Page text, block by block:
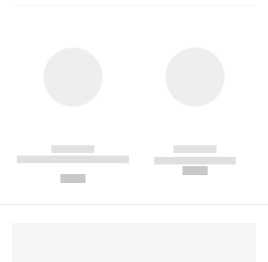
------------
----------- ----------- --------
------------
----------- -----------